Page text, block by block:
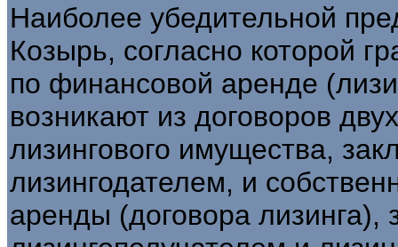
Наиболее убедительной
Козырь, согласно которой
по финансовой аренде
возникают из договоров
лизингового имущества,
лизингодателем, и
аренды (договора лизинга),